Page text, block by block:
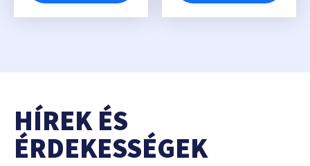
HÍREK ÉS
ÉRDEKESSÉGEK